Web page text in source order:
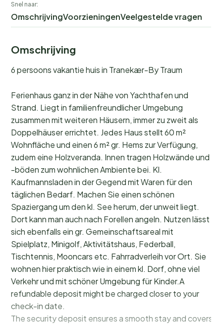
Snel naar:
OmschrijvingVoorzieningenVeelgestelde vragen
Omschrijving
6 persoons vakantie huis in Tranekær-By Traum
Ferienhaus ganz in der Nähe von Yachthafen und
Strand. Liegt in familienfreundlicher Umgebung
zusammen mit weiteren Häusern, immer zu zweit als
Doppelhäuser errichtet. Jedes Haus stellt 60 m²
Wohnfläche und einen 6 m² gr. Hems zur Verfügung,
zudem eine Holzveranda. Innen tragen Holzwände und
-böden zum wohnlichen Ambiente bei. Kl.
Kaufmannsladen in der Gegend mit Waren für den
täglichen Bedarf. Machen Sie einen schönen
Spaziergang um den kl. See herum, der unweit liegt.
Dort kann man auch nach Forellen angeln. Nutzen lässt
sich ebenfalls ein gr. Gemeinschaftsareal mit
Spielplatz, Minigolf, Aktivitätshaus, Federball,
Tischtennis, Mooncars etc. Fahrradverleih vor Ort. Sie
wohnen hier praktisch wie in einem kl. Dorf, ohne viel
Verkehr und mit schöner Umgebung für Kinder.A
refundable deposit might be charged closer to your
check-in date.
The security deposit ensures a smooth stay and covers